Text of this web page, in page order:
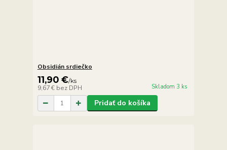
Obsidián srdiečko
11,90 €/ks
9,67 € bez DPH Skladom 3 ks
Pridať do košíka